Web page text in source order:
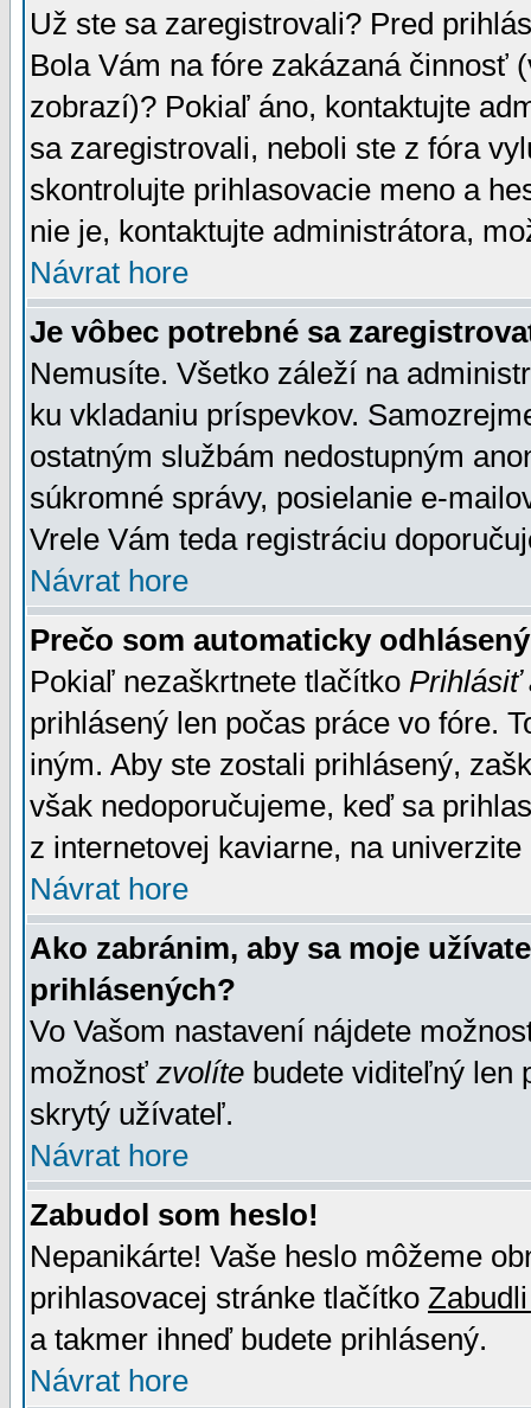
Už ste sa zaregistrovali? Pred
Bola Vám na fóre zakázaná činnosť
zobrazí)? Pokiaľ áno, kontaktujte
sa zaregistrovali, neboli ste z fóra
skontrolujte prihlasovacie meno a
nie je, kontaktujte administrátora,
Návrat hore
Je vôbec potrebné sa
Nemusíte. Všetko záleží na
ku vkladaniu príspevkov.
ostatným službám nedostupným
súkromné správy, posielanie e-
Vrele Vám teda registráciu
Návrat hore
Prečo som automaticky
Pokiaľ nezaškrtnete tlačítko Prihlásiť
prihlásený len počas práce vo fóre.
iným. Aby ste zostali prihlásený,
však nedoporučujeme, keď sa
z internetovej kaviarne, na univerzite
Návrat hore
Ako zabránim, aby sa moje
prihlásených?
Vo Vašom nastavení nájdete
možnosť zvolíte budete viditeľný len
skrytý užívateľ.
Návrat hore
Zabudol som heslo!
Nepanikárte! Vaše heslo môžeme
prihlasovacej stránke tlačítko
a takmer ihneď budete prihlásený.
Návrat hore